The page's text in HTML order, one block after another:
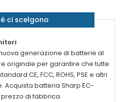
ci scelgono
generazione di batterie al
originale per garantire che tutte
CE, FCC, ROHS, PSE e altri
Acquista batteria Sharp EC-
di fabbrica.